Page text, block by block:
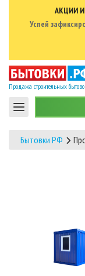
АКЦИИ
Успей
Продажа строительных
Бытовки РФ